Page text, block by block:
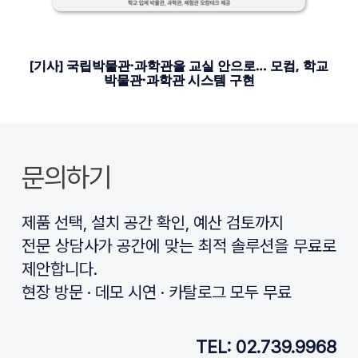
[기사] 국립박물관·과학관을 교실 안으로… 모컴, 학교
박물관·과학관 시스템 구현
문의하기
제품 선택, 설치 공간 확인, 예산 검토까지
전문 상담사가 공간에 맞는 최적 솔루션을 무료로
제안합니다.
현장 방문 · 데모 시연 · 카탈로그 모두 무료
TEL: 02.739.9968